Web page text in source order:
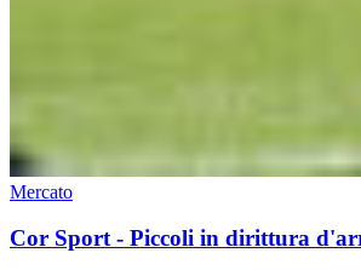
Mercato
Cor Sport - Piccoli in dirittura